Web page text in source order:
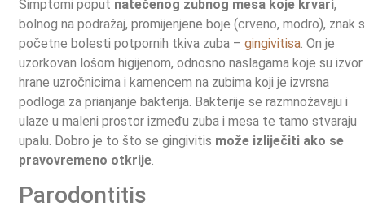
Simptomi poput natečenog zubnog mesa koje krvari,
bolnog na podražaj, promijenjene boje (crveno, modro), znak
početne bolesti potpornih tkiva zuba –gingivitisa . On je
uzorkovan lošom higijenom, odnosno naslagama koje su izvor
hrane uzročnicima i kamencem na zubima koji je izvrsna
podloga za prianjanje bakterija. Bakterije se razmnožavaju i
ulaze u maleni prostor između zuba i mesa te tamo stvaraju
upalu. Dobro je to što se gingivitis može izliječiti ako se
pravovremeno otkrije
Parodontitis